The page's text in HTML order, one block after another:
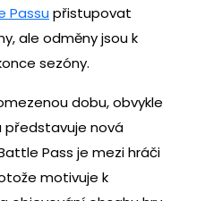
Passu přistupovat
ale odměny jsou k
sezóny.
dobu, obvykle
představuje nová
Pass je mezi hráči
motivuje k